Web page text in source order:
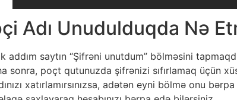
Adı Unudulduqda Nə
saytın “Şifrəni unutdum” bölməsini
sonra, poçt qutunuzda şifrənizi sıfırlamaq üçün
xatırlamırsınızsa, adətən eyni bölmə onu